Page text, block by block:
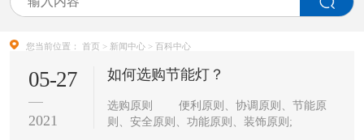
您当前位置： 首页 > 新闻中心> 百科中心
05-27
2021
如何选购节能灯？
选购原则 便利原则、协调原则、节能原
则、安全原则、功能原则、装饰原则;